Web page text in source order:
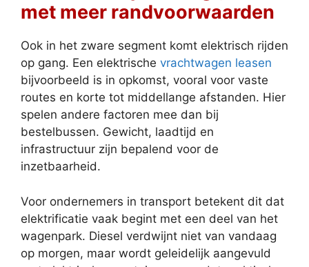
met meer randvoorwaarden
Ook in het zware segment komt elektrisch rijden
op gang. Een elektrische vrachtwagen leasen
bijvoorbeeld is in opkomst, vooral voor vaste
routes en korte tot middellange afstanden. Hier
spelen andere factoren mee dan bij
bestelbussen. Gewicht, laadtijd en
infrastructuur zijn bepalend voor de
inzetbaarheid.
Voor ondernemers in transport betekent dit dat
elektrificatie vaak begint met een deel van het
wagenpark. Diesel verdwijnt niet van vandaag
op morgen, maar wordt geleidelijk aangevuld